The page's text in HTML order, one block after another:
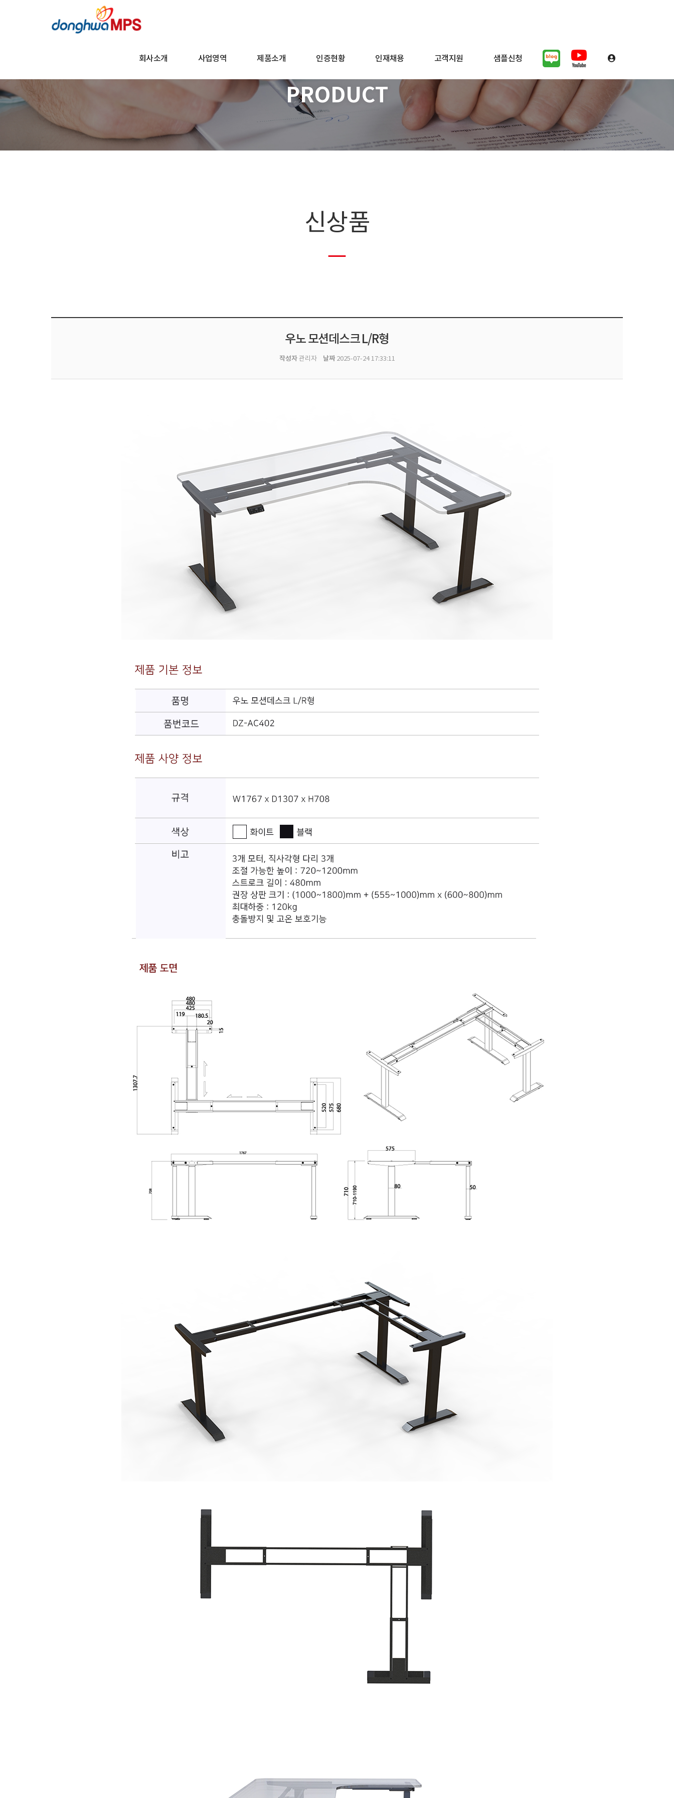
회사소개 사업영역 제품소개 인증현황 인재채용 고객지원 샘플신청
PRODUCT
신상품
우노 모션데스크 L/R형
작성자관리자 날짜2025-07-24 17:33:11